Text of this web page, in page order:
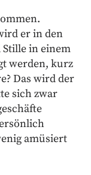
er in den
in einem
werden, kurz
Das wird der
sich zwar
amüsiert